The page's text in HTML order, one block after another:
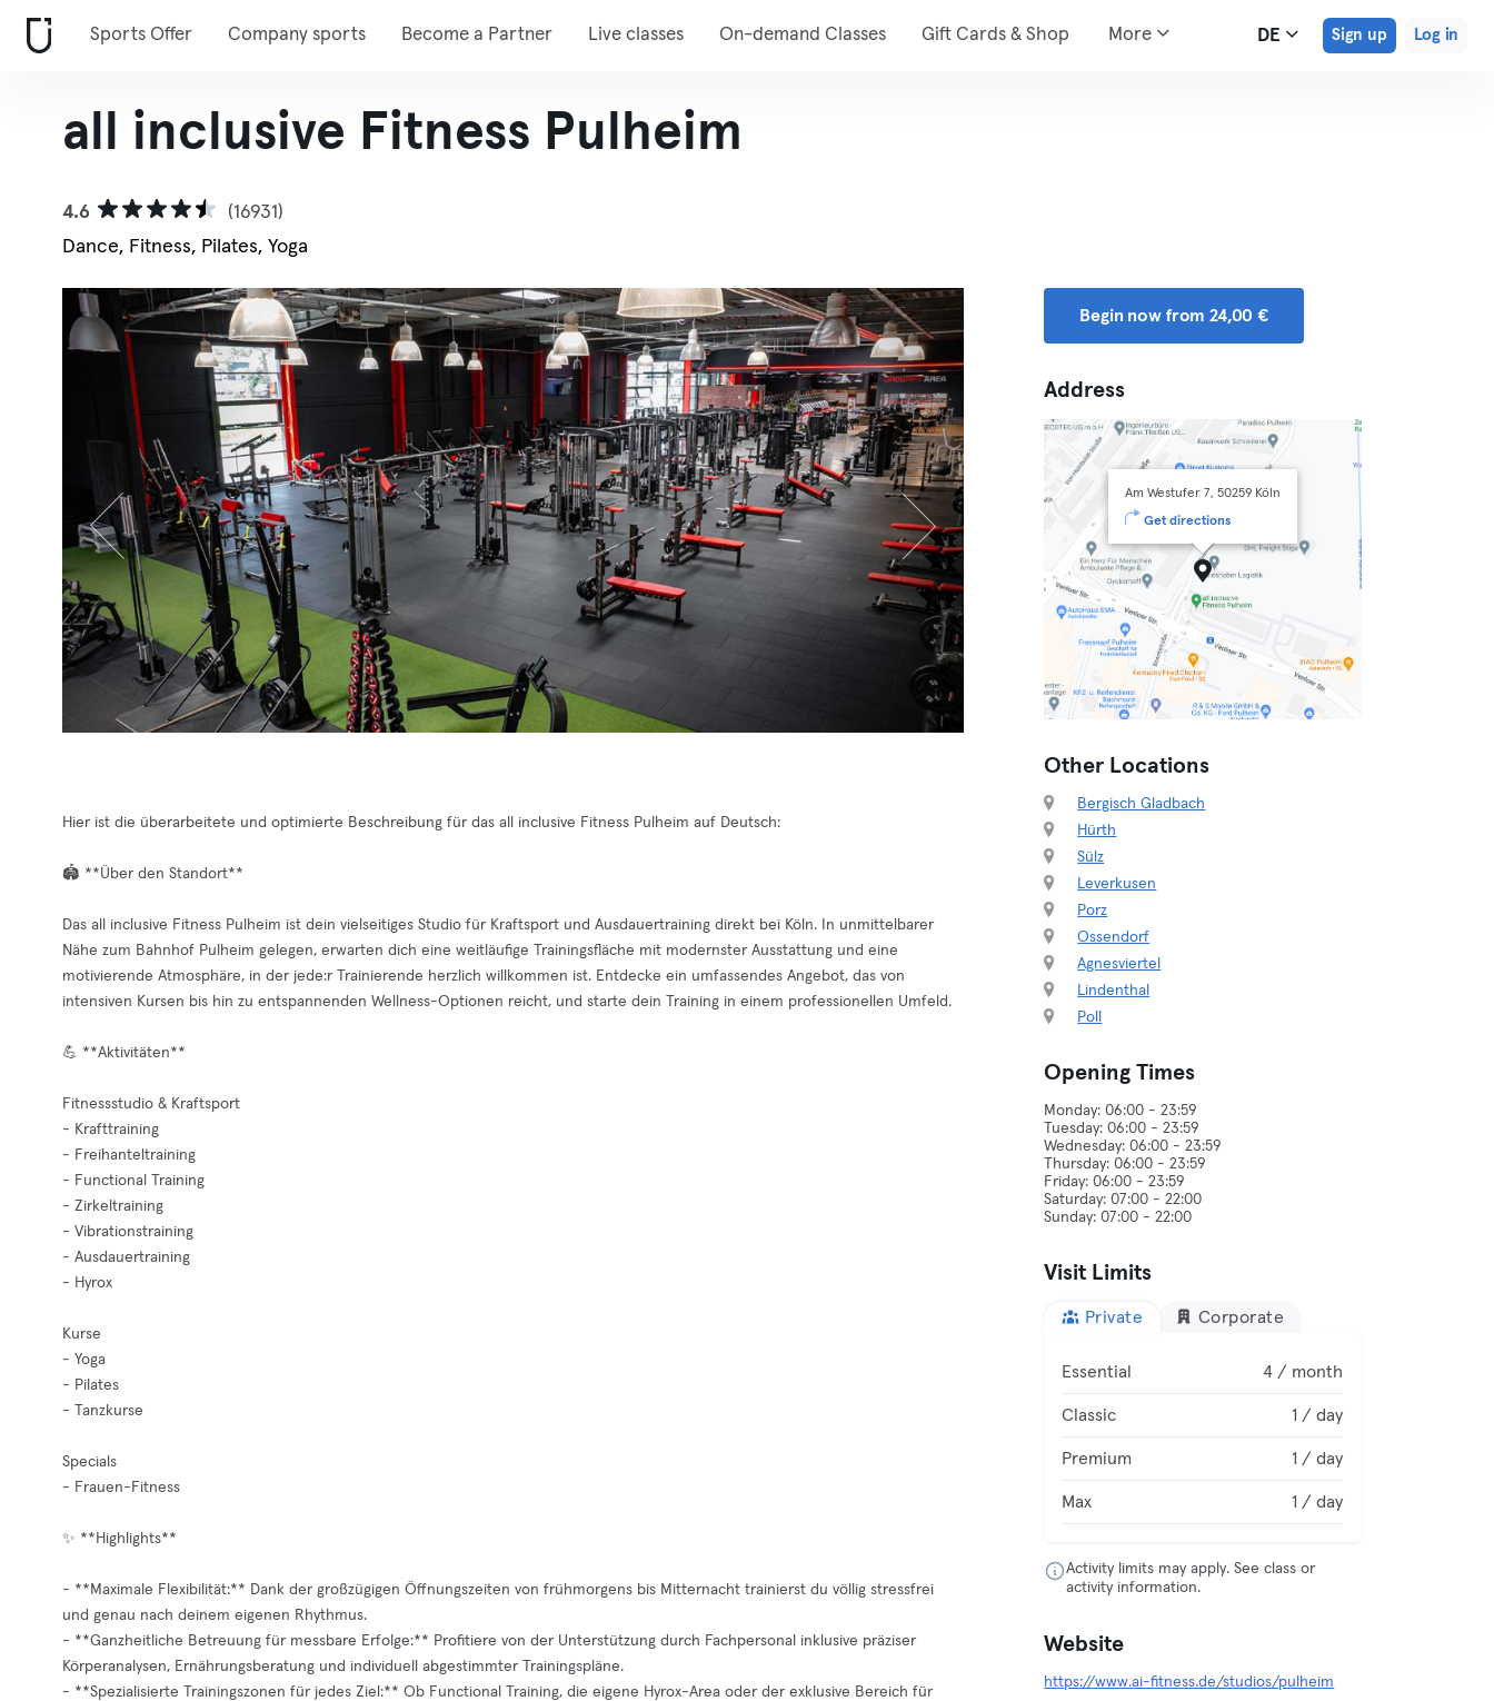
Sports Offer Company sports Become a Partner Live classes On-demand Classes Gift Cards & Shop More DE Sign up Log in
all inclusive Fitness Pulheim
4.6
(16931)
Dance, Fitness, Pilates, Yoga
Hier ist die überarbeitete und optimierte Beschreibung für das all inclusive Fitness Pulheim auf Deutsch:
🏟️ **Über den Standort**
Das all inclusive Fitness Pulheim ist dein vielseitiges Studio für Kraftsport und Ausdauertraining direkt bei Köln. In unmittelbarer
Nähe zum Bahnhof Pulheim gelegen, erwarten dich eine weitläufige Trainingsfläche mit modernster Ausstattung und eine
motivierende Atmosphäre, in der jede:r Trainierende herzlich willkommen ist. Entdecke ein umfassendes Angebot, das von
intensiven Kursen bis hin zu entspannenden Wellness-Optionen reicht, und starte dein Training in einem professionellen Umfeld.
💪 **Aktivitäten**
Fitnessstudio & Kraftsport
- Krafttraining
- Freihanteltraining
- Functional Training
- Zirkeltraining
- Vibrationstraining
- Ausdauertraining
- Hyrox
Kurse
- Yoga
- Pilates
- Tanzkurse
Specials
- Frauen-Fitness
✨ **Highlights**
- **Maximale Flexibilität:** Dank der großzügigen Öffnungszeiten von frühmorgens bis Mitternacht trainierst du völlig stressfrei
und genau nach deinem eigenen Rhythmus.
- **Ganzheitliche Betreuung für messbare Erfolge:** Profitiere von der Unterstützung durch Fachpersonal inklusive präziser
Körperanalysen, Ernährungsberatung und individuell abgestimmter Trainingspläne.
- **Spezialisierte Trainingszonen für jedes Ziel:** Ob Functional Training, die eigene Hyrox-Area oder der exklusive Bereich für
Begin now from 24,00 €
Address
Am Westufer 7, 50259 Köln
Get directions
Other Locations
Bergisch Gladbach
Hürth
Sülz
Leverkusen
Porz
Ossendorf
Agnesviertel
Lindenthal
Poll
Opening Times
Monday: 06:00 - 23:59
Tuesday: 06:00 - 23:59
Wednesday: 06:00 - 23:59
Thursday: 06:00 - 23:59
Friday: 06:00 - 23:59
Saturday: 07:00 - 22:00
Visit Limits
Private Corporate
Essential 4 / month
Classic 1 / day
Premium 1 / day
Max 1 / day
Activity limits may apply. See class or
activity information.
Website
https://www.ai-fitness.de/studios/pulheim